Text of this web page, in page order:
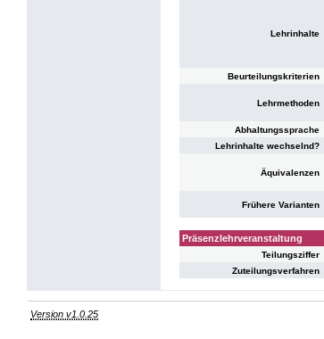
Lehrinhalte
Beurteilungskriterien
Lehrmethoden
Abhaltungssprache
Lehrinhalte wechselnd?
Äquivalenzen
Frühere Varianten
Präsenzlehrveranstaltung
Teilungsziffer
Zuteilungsverfahren
Version v1.0.25